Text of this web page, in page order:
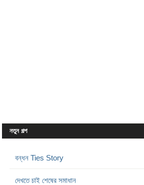
নতুন গল্প
বন্ধন Ties Story
দেখতে চাই শেষের সমাধান